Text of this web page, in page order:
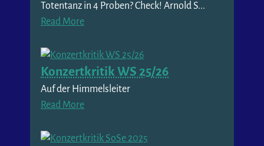
Totentanz in 4 Proben? Check! Arnold S...
Read More
Konzertkritik WS 25/26
Auf der Himmelsleiter
Read More